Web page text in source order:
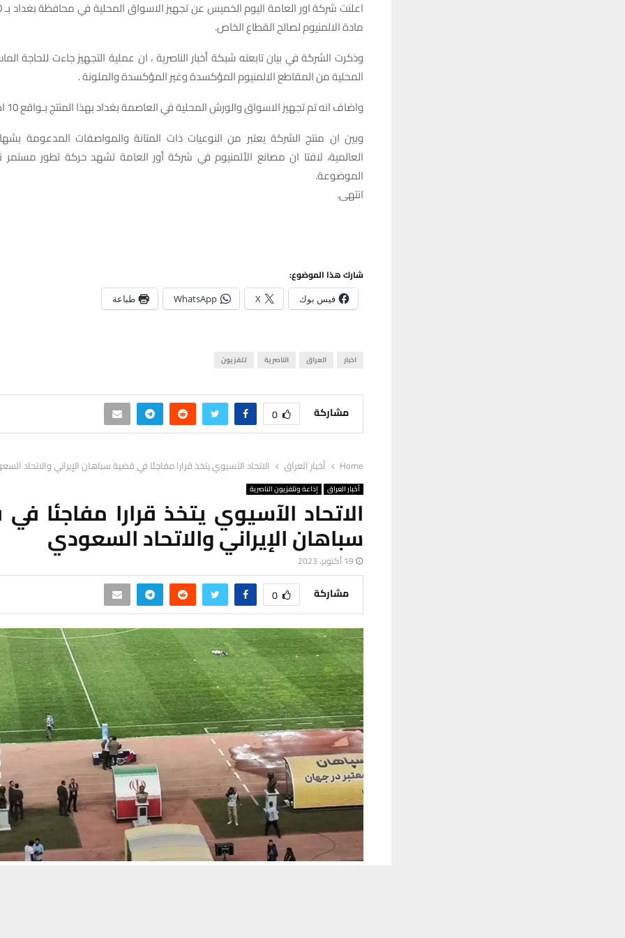
مادة الالمنيوم لصالح القطاع الخاص.
وذكرت الشركة في بيان تابعته شبكة أخبار الناصرية ، ان عملية التجهيز جاءت للحاجة
المحلية من المقاطع الالمنيوم المؤكسدة وغير المؤكسدة والملونة .
واضاف انه تم تجهيز الاسواق والورش المحلية في العاصمة بغداد بهذا المنتج بـواقع 10 اطنان .
وبين ان منتج الشركة يعتبر من النوعيات ذات المتانة والمواصفات المدعومة
العالمية، لافتا ان مصانع الألمنيوم في شركة أور العامة تشهد حركة تطور مستمر
الموضوعة.
انتهى.
شارك هذا الموضوع:
فيس بوك X
WhatsApp طباعة
اخبار العراق الناصرية تلفزيون
مشاركة 0
Home أخبار العراق الاتحاد الآسيوي يتخذ قرارا مفاجئا في قضية سباهان الإيراني والاتحاد
أخبار العراق إذاعة وتلفزيون الناصرية
الاتحاد الآسيوي يتخذ قرارا مفاجئا
سباهان الإيراني والاتحاد السعودي
19 أكتوبر، 2023
مشاركة 0